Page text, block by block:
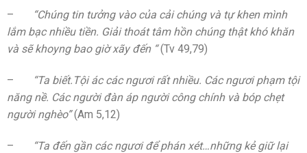
–
“Chúng tin tưởng vào của cải chúng và tự khen mình
lắm bạc nhiều tiền. Giải thoát tâm hồn chúng thật khó khăn
và sẽ khoyng bao giờ xãy đến “(Tv 49,79)
–
“Ta biết.Tội ác các ngươi rất nhiều. Các ngươi phạm tội
năng nề. Các người đàn áp người công chính và bóp chẹt
người nghèo”(Am 5,12)
–
“Ta đến gần các ngươi để phán xét…những kẻ giữ lại